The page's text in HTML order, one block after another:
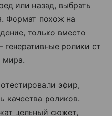
или назад, выбрать
Формат похож на
только вместо
ролики от
мира.
эфир,
качества роликов.
цельный сюжет,